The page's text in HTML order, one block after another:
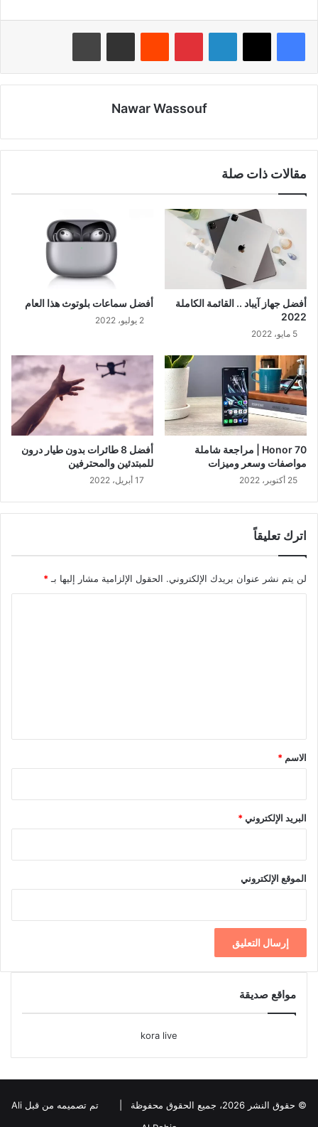
لينكدإن بينتيريست
Nawar Wassouf
مقالات ذات صلة
أفضل جهاز آيباد .. القائمة الكاملة
2022
5 مايو، 2022
أفضل سماعات بلوتوث هذا العام
2 يوليو، 2022
Honor 70 | مراجعة شاملة
مواصفات وسعر وميزات
25 أكتوبر، 2022
أفضل 8 طائرات بدون طيار درون
للمبتدئين والمحترفين
17 أبريل، 2022
اترك تعليقاً
لن يتم نشر عنوان بريدك الإلكتروني. الحقول الإلزامية مشار إليها بـ *
*
الاسم *
البريد الإلكتروني*
الموقع الإلكتروني
مواقع صديقة
kora live
© حقوق النشر 2026، جميع الحقوق محفوظة |
تم تصميمه من قبل Ali